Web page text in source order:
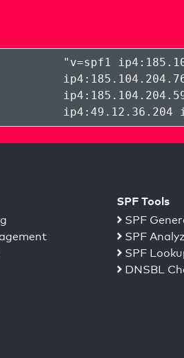
" v=spf1
ip4:49.12.36.204
SPF Tools
SPF
SPF
SPF
DNSBL